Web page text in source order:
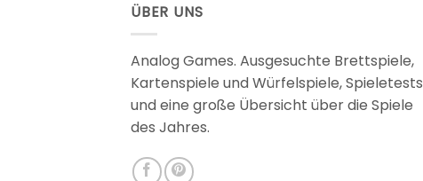
ÜBER UNS
Analog Games. Ausgesuchte Brettspiele,
Kartenspiele und Würfelspiele, Spieletests
und eine große Übersicht über die Spiele
des Jahres.